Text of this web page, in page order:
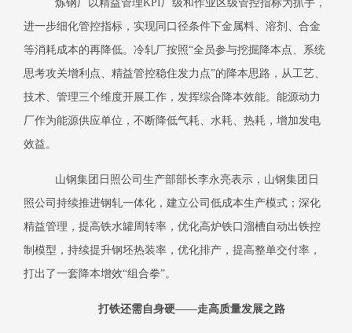
炼钢厂以精益管理KPI厂级和作业区级管控指标为抓手，
进一步细化管控指标，实现同口径条件下金属料、溶剂、合金
等消耗成本的再降低。冷轧厂按照“全员参与挖掘降本点、系统
思考攻关增利点、精益管控稳住发力点”的降本思路，从工艺、
技术、管理三个维度开展工作，发挥综合降本效能。能源动力
厂作为能源供应单位，不断降低气耗、水耗、热耗，增加发电
效益。
山钢集团日照公司生产部部长李永亮表示，山钢集团日
照公司持续推进钢轧一体化，建立公司低成本生产模式；深化
精益管理，提高铁水罐周转率，优化高炉铁口溜槽自动出铁控
制模型，持续提升钢坯热装率，优化排产，提高整单交付率，
打出了一套降本增效“组合拳”。
打铁还需自身硬——走高质量发展之路